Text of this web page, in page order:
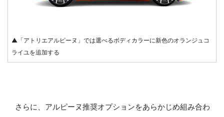
▲「アトリエアルピーヌ」では選べるボディカラーに新色のオランジュコ
ライユを追加する
さらに、アルピーヌ推奨オプションをあらかじめ組み合わ